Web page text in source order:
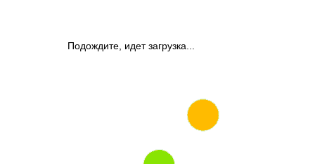
Подождите, идет загрузка...